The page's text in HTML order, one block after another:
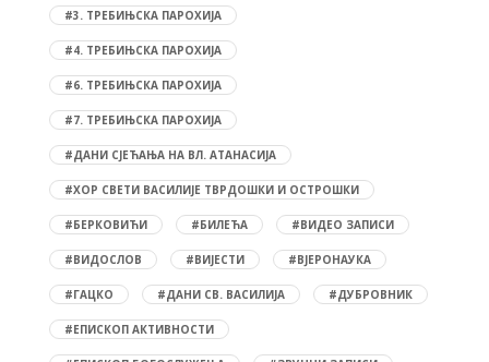
#3. ТРЕБИЊСКА ПАРОХИЈА
#4. ТРЕБИЊСКА ПАРОХИЈА
#6. ТРЕБИЊСКА ПАРОХИЈА
#7. ТРЕБИЊСКА ПАРОХИЈА
#ДАНИ СЈЕЋАЊА НА ВЛ. АТАНАСИЈА
#ХОР СВЕТИ ВАСИЛИЈЕ ТВРДОШКИ И ОСТРОШКИ
#БЕРКОВИЋИ #БИЛЕЋА #ВИДЕО ЗАПИСИ
#ВИДОСЛОВ #ВИЈЕСТИ #ВЈЕРОНАУКА
#ГАЦКО #ДАНИ СВ. ВАСИЛИЈА #ДУБРОВНИК
#ЕПИСКОП АКТИВНОСТИ